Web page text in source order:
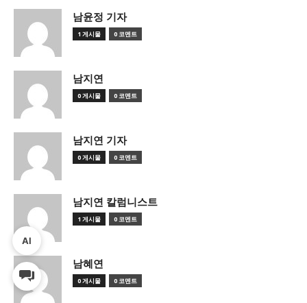
남윤정 기자
1 게시물 0 코멘트
남지연
0 게시물 0 코멘트
남지연 기자
0 게시물 0 코멘트
남지연 칼럼니스트
1 게시물 0 코멘트
남혜연
0 게시물 0 코멘트
AI